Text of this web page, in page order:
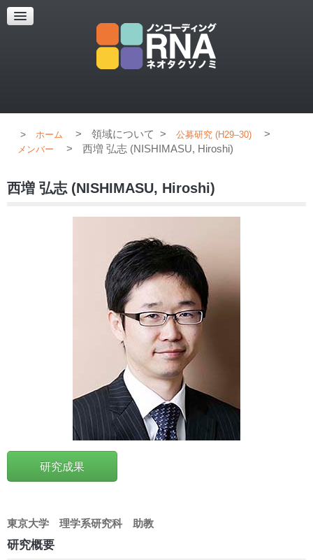
超解像顕微鏡
超解像顕微鏡の紹介
ホーム > 領域について > 公募研究 (H29–30) >
メンバー > 西増 弘志 (NISHIMASU, Hiroshi)
西増 弘志 (NISHIMASU, Hiroshi)
研究成果
東京大学 理学系研究科 助教
研究概要